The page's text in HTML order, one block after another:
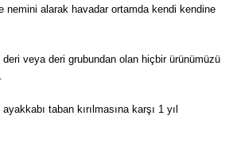
nemini alarak havadar ortamda kendi kendine
veya deri grubundan olan hiçbir ürünümüzü
taban kırılmasına karşı 1 yıl